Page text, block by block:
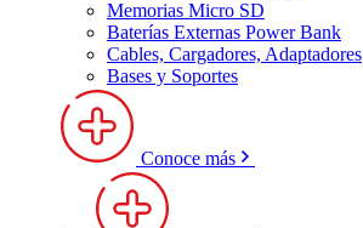
Memorias Micro SD
Baterías Externas Power Bank
Cables, Cargadores, Adaptadores
Bases y Soportes
Conoce más